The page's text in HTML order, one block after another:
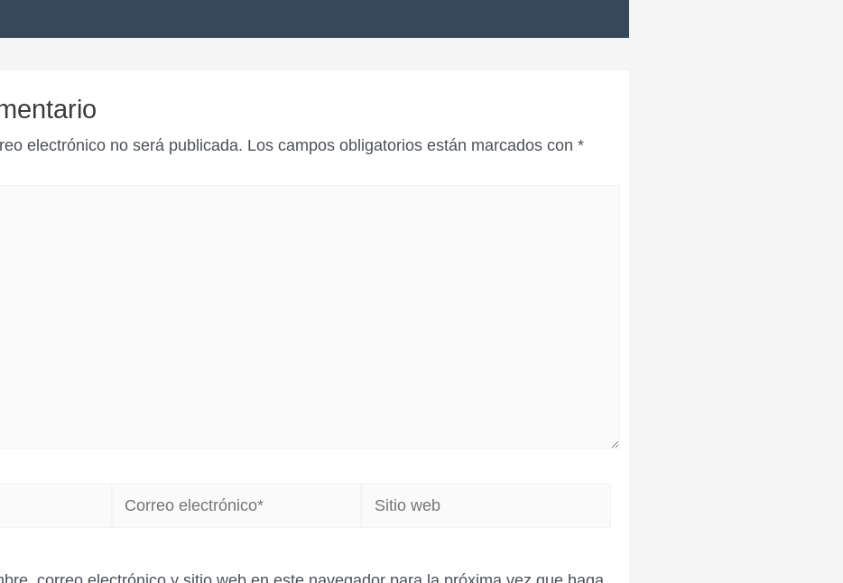
electrónico no será publicada. Los campos obligatorios están marcados con *
Correo
Sitio